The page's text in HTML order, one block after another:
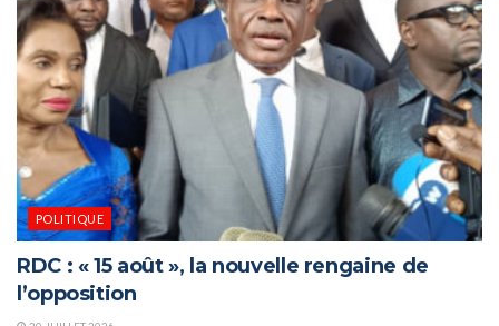
POLITIQUE
RDC : « 15 août », la nouvelle rengaine de
l’opposition